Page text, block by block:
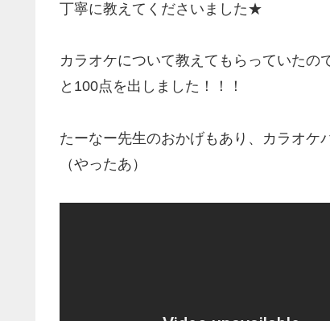
丁寧に教えてくださいました★
カラオケについて教えてもらっていた
と100点を出しました！！！
たーなー先生のおかげもあり、カラオケ
（やったあ）